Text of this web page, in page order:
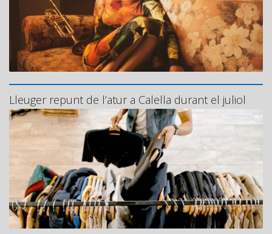
Lleuger repunt de l’atur a Calella durant el juliol